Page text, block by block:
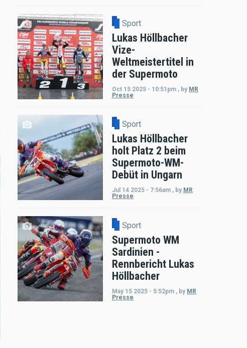
Sport
Lukas Höllbacher
Vize-
Weltmeistertitel in
der Supermoto
Oct 15 2025 - 10:51pm , by MR
Presse
Sport
Lukas Höllbacher
holt Platz 2 beim
Supermoto-WM-
Debüt in Ungarn
Jul 14 2025 - 7:56am , by MR
Presse
Sport
Supermoto WM
Sardinien -
Rennbericht Lukas
Höllbacher
May 15 2025 - 5:52pm , by MR
Presse